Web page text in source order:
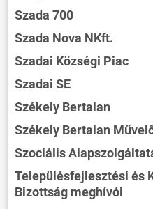
Szada 700
Szada Nova NKft.
Szadai Községi Piac
Szadai SE
Székely Bertalan
Székely Bertalan
Szociális
Településfejlesztési és
Bizottság meghívói